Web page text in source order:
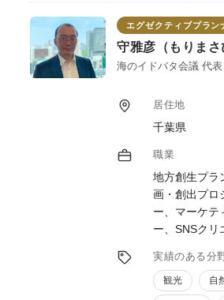
しています。
また、「６次産業化」
なり、商品を販売する
らない多様な業種の連
た商品・サービス開発
を解決していくのか、
ていただきます。
エグゼクティブプラン
守雅彦（もりまさ
海のイドバタ会議 代表
居住地
千葉県
職業
地方創生プラ
画・創出プロ
ー、マーケテ
ー、SNSクリ
実績のある分
観光 自